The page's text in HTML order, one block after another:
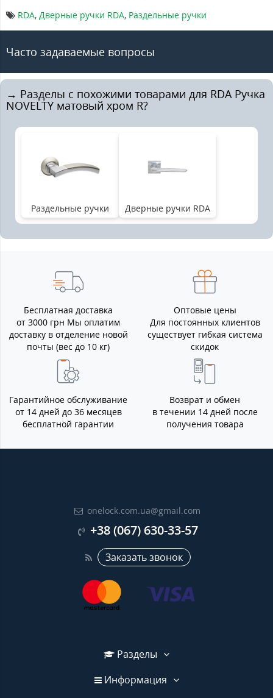
RDA, Дверные ручки RDA, Раздельные ручки
Часто задаваемые вопросы
→ Разделы с похожими товарами для RDA Ручка
NOVELTY матовый хром R?
Раздельные ручки Дверные ручки RDA
Бесплатная доставка
от 3000 грн Мы оплатим
доставку в отделение новой
почты (вес до 10 кг)
Оптовые цены
Для постоянных клиентов
существует гибкая система
скидок
Гарантийное обслуживание
от 14 дней до 36 месяцев
бесплатной гарантии
Возврат и обмен
в течении 14 дней после
получения товара
onelock.com.ua@gmail.com
+38 (067) 630-33-57
Заказать звонок
Разделы
Информация